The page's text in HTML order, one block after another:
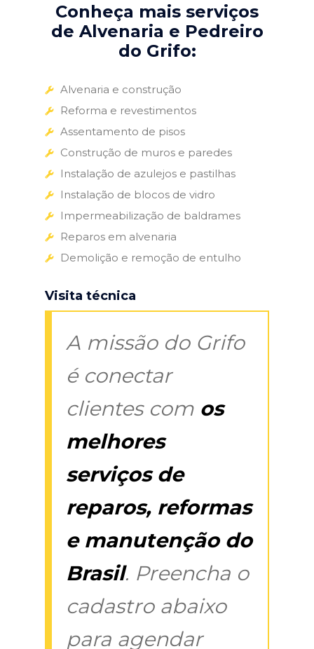
Conheça mais serviços
de Alvenaria e Pedreiro
do Grifo:
Alvenaria e construção
Reforma e revestimentos
Assentamento de pisos
Construção de muros e paredes
Instalação de azulejos e pastilhas
Instalação de blocos de vidro
Impermeabilização de baldrames
Reparos em alvenaria
Demolição e remoção de entulho
Visita técnica
A missão do Grifo
é conectar
clientes com os
melhores
serviços de
reparos, reformas
e manutenção do
Brasil. Preencha o
cadastro abaixo
para agendar